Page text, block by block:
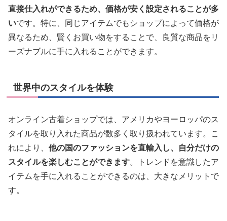
直接仕入れができるため、価格が安く設定されることが多
いです。特に、同じアイテムでもショップによって価格が
異なるため、賢くお買い物をすることで、良質な商品をリ
ーズナブルに手に入れることができます。
世界中のスタイルを体験
オンライン古着ショップでは、アメリカやヨーロッパのス
タイルを取り入れた商品が数多く取り扱われています。こ
れにより、 他の国のファッションを直輸入し、自分だけの
スタイルを楽しむことができます。トレンドを意識したア
イテムを手に入れることができるのは、大きなメリットで
す。